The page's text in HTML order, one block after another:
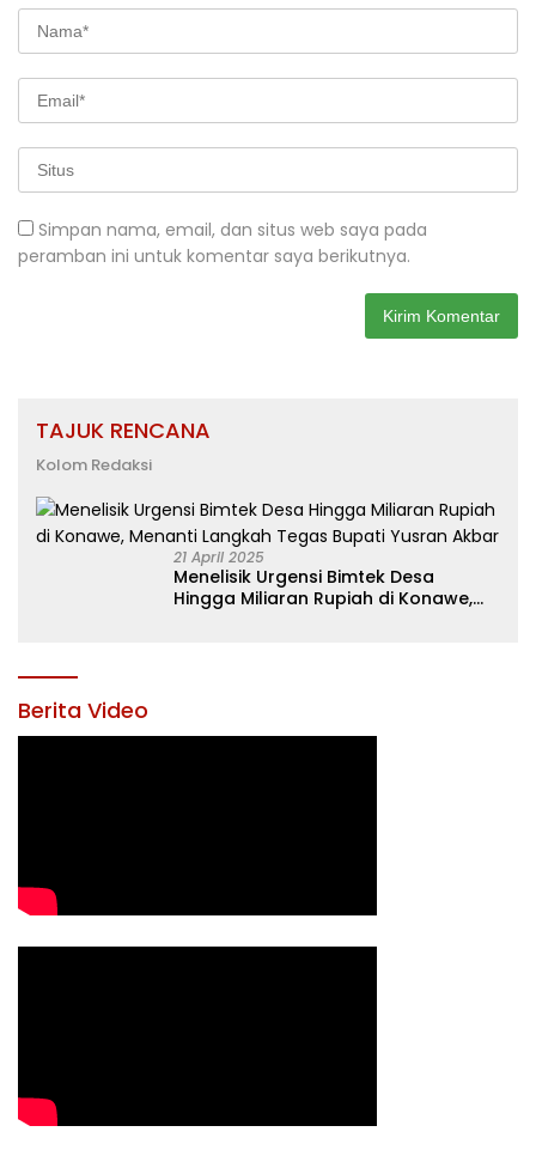
Simpan nama, email, dan situs web saya pada
peramban ini untuk komentar saya berikutnya.
TAJUK RENCANA
Kolom Redaksi
21 April 2025
Menelisik Urgensi Bimtek Desa
Hingga Miliaran Rupiah di Konawe,
Berita Video